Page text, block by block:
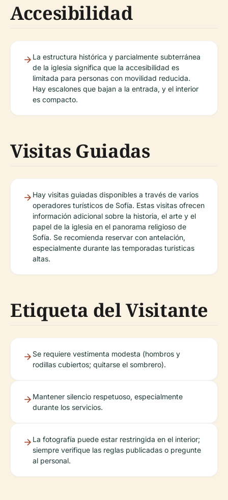
Accesibilidad
La estructura histórica y parcialmente subterránea
de la iglesia significa que la accesibilidad es
limitada para personas con movilidad reducida.
Hay escalones que bajan a la entrada, y el interior
es compacto.
Visitas Guiadas
Hay visitas guiadas disponibles a través de varios
operadores turísticos de Sofía. Estas visitas ofrecen
información adicional sobre la historia, el arte y el
papel de la iglesia en el panorama religioso de
Sofía. Se recomienda reservar con antelación,
especialmente durante las temporadas turísticas
altas.
Etiqueta del Visitante
Se requiere vestimenta modesta (hombros y
rodillas cubiertos; quitarse el sombrero).
Mantener silencio respetuoso, especialmente
durante los servicios.
La fotografía puede estar restringida en el interior;
siempre verifique las reglas publicadas o pregunte
al personal.